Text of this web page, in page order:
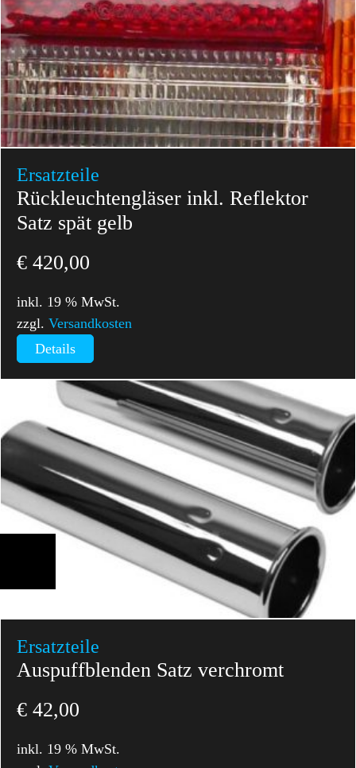
Ersatzteile
Rückleuchtengläser inkl. Reflektor
Satz spät gelb
€ 420,00
inkl. 19 % MwSt.
zzgl.Versandkosten
Details
Ersatzteile
Auspuffblenden Satz verchromt
€ 42,00
inkl. 19 % MwSt.